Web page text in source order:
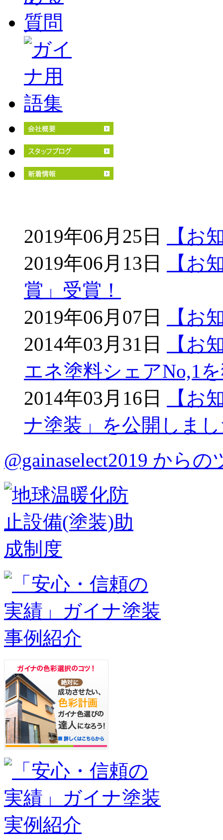
2019年06月25日
【お
2019年06月13日
【お
賞」受賞！
2019年06月07日
【お
2014年03月31日
【お
エネ塗料シェアNo,1
2014年03月16日
【お
ナ塗装」を公開しま
@gainaselect2019 から